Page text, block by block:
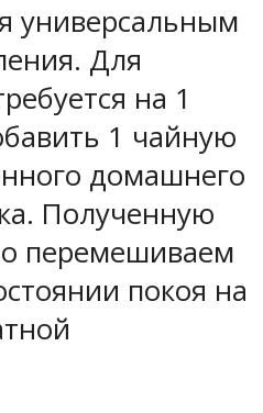
универсальным
Для
на 1
1 чайную
домашнего
Полученную
перемешиваем
покоя на